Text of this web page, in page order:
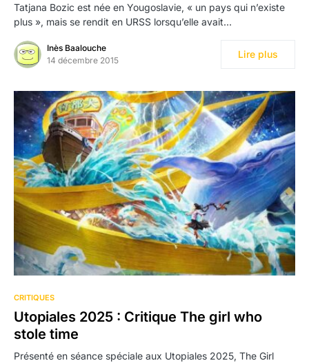
Tatjana Bozic est née en Yougoslavie, « un pays qui n’existe
plus », mais se rendit en URSS lorsqu’elle avait…
Inès Baalouche
14 décembre 2015
Lire plus
CRITIQUES
Utopiales 2025 : Critique The girl who
stole time
Présenté en séance spéciale aux Utopiales 2025, The Girl